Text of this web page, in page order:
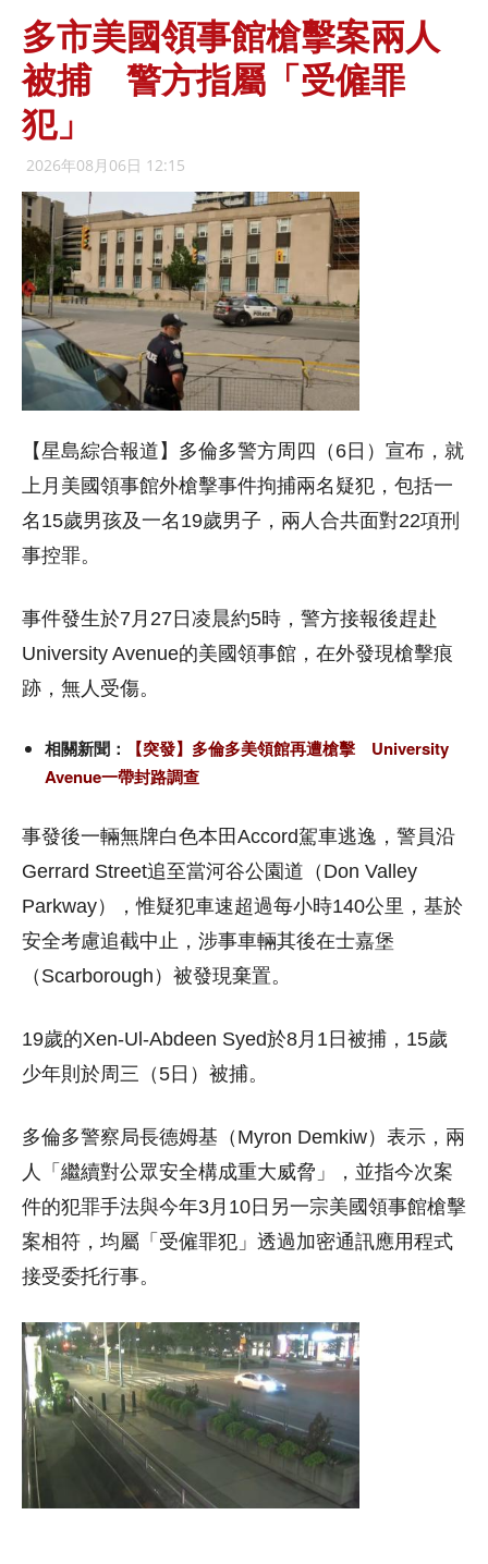
多市美國領事館槍擊案兩人
被捕 警方指屬「受僱罪
犯」
2026年08月06日 12:15
【星島綜合報道】多倫多警方周四（6日）宣布，就
上月美國領事館外槍擊事件拘捕兩名疑犯，包括一
名15歲男孩及一名19歲男子，兩人合共面對22項刑
事控罪。
事件發生於7月27日凌晨約5時，警方接報後趕赴
University Avenue的美國領事館，在外發現槍擊痕
跡，無人受傷。
相關新聞： 【突發】多倫多美領館再遭槍擊 University
Avenue一帶封路調查
事發後一輛無牌白色本田Accord駕車逃逸，警員沿
Gerrard Street追至當河谷公園道（Don Valley
Parkway），惟疑犯車速超過每小時140公里，基於
安全考慮追截中止，涉事車輛其後在士嘉堡
（Scarborough）被發現棄置。
19歲的Xen-Ul-Abdeen Syed於8月1日被捕，15歲
少年則於周三（5日）被捕。
多倫多警察局長德姆基（Myron Demkiw）表示，兩
人「繼續對公眾安全構成重大威脅」，並指今次案
件的犯罪手法與今年3月10日另一宗美國領事館槍擊
案相符，均屬「受僱罪犯」透過加密通訊應用程式
接受委托行事。